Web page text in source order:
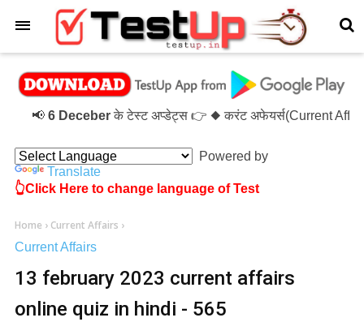
6 Deceberके टेस्ट अप्डेट्स 👉 ◆ करंट अफेयर्स(Current Affairs)-
Powered by
Translate
👆Click Here to change language of Test
Home › Current Affairs ›
Current Affairs
13 february 2023 current affairs
online quiz in hindi - 565